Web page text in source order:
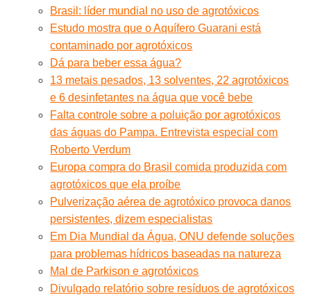
Brasil: líder mundial no uso de agrotóxicos
Estudo mostra que o Aquífero Guarani está
contaminado por agrotóxicos
Dá para beber essa água?
13 metais pesados, 13 solventes, 22 agrotóxicos
e 6 desinfetantes na água que você bebe
Falta controle sobre a poluição por agrotóxicos
das águas do Pampa. Entrevista especial com
Roberto Verdum
Europa compra do Brasil comida produzida com
agrotóxicos que ela proíbe
Pulverização aérea de agrotóxico provoca danos
persistentes, dizem especialistas
Em Dia Mundial da Água, ONU defende soluções
para problemas hídricos baseadas na natureza
Mal de Parkison e agrotóxicos
Divulgado relatório sobre resíduos de agrotóxicos